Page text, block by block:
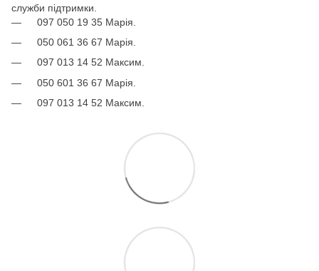
служби підтримки.
097 050 19 35 Марія.
050 061 36 67 Марія.
097 013 14 52 Максим.
050 601 36 67 Марія.
097 013 14 52 Максим.